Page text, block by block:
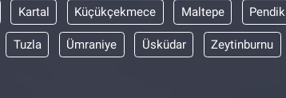
Kartal Küçükçekmece Maltepe Pendik
Tuzla Ümraniye Üsküdar Zeytinburnu